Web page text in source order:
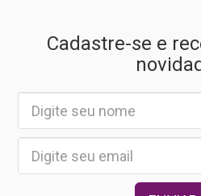
Cadastre-se e